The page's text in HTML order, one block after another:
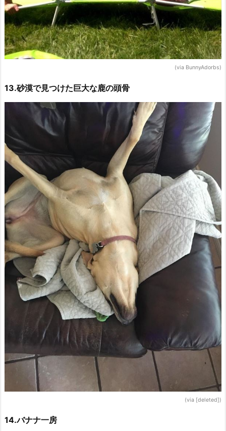
(via BunnyAdorbs)
13.砂漠で見つけた巨大な鹿の頭骨
(via [deleted])
14.バナナ一房